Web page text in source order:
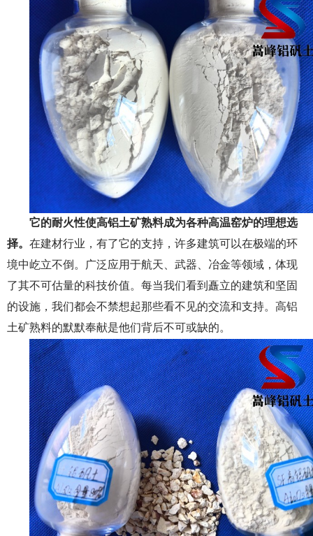
它的耐火性使高铝土矿熟料成为各种高温窑炉的理想选
择。 在建材行业，有了它的支持，许多建筑可以在极端的环
境中屹立不倒。广泛应用于航天、武器、冶金等领域，体现
了其不可估量的科技价值。每当我们看到矗立的建筑和坚固
的设施，我们都会不禁想起那些看不见的交流和支持。高铝
土矿熟料的默默奉献是他们背后不可或缺的。